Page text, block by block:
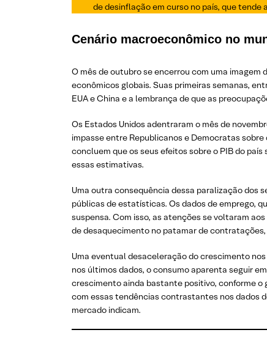
de desinflação em curso no país, que
Cenário macroeconômico no
O mês de outubro se encerrou com uma
econômicos globais. Suas primeiras semanas,
EUA e China e a lembrança de que as
Os Estados Unidos adentraram o mês de
impasse entre Republicanos e Democratas
concluem que os seus efeitos sobre o PIB do
essas estimativas.
Uma outra consequência dessa paralização dos
públicas de estatísticas. Os dados de emprego,
suspensa. Com isso, as atenções se voltaram
de desaquecimento no patamar de
Uma eventual desaceleração do crescimento
nos últimos dados, o consumo aparenta seguir
crescimento ainda bastante positivo, conforme o
com essas tendências contrastantes nos dados
mercado indicam.